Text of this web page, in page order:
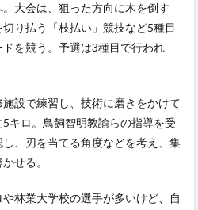
大会は、狙った方向に木を倒す
切り払う「枝払い」競技など5種目
を競う。予選は3種目で行われ
設で練習し、技術に磨きをかけて
キロ。鳥飼智明教諭らの指導を受
、刃を当てる角度などを考え、集
せる。
林業大学校の選手が多いけど、自